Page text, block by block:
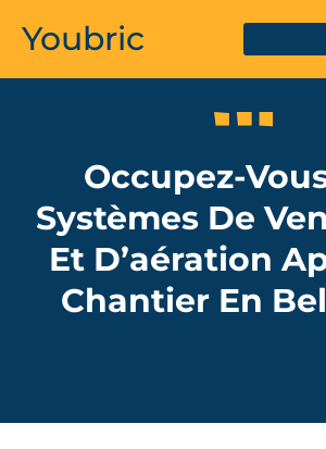
Youbric
Occupez-
Systèmes De
Et D’aération
Chantier En